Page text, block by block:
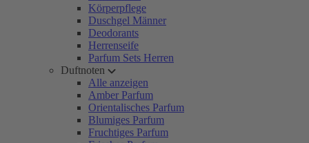
Körperpflege
Duschgel Männer
Deodorants
Herrenseife
Parfum Sets Herren
Duftnoten
Alle anzeigen
Amber Parfum
Orientalisches Parfum
Blumiges Parfum
Fruchtiges Parfum